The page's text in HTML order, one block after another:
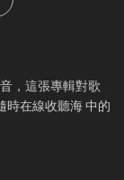
，這張專輯對歌
時在線收聽海 中的